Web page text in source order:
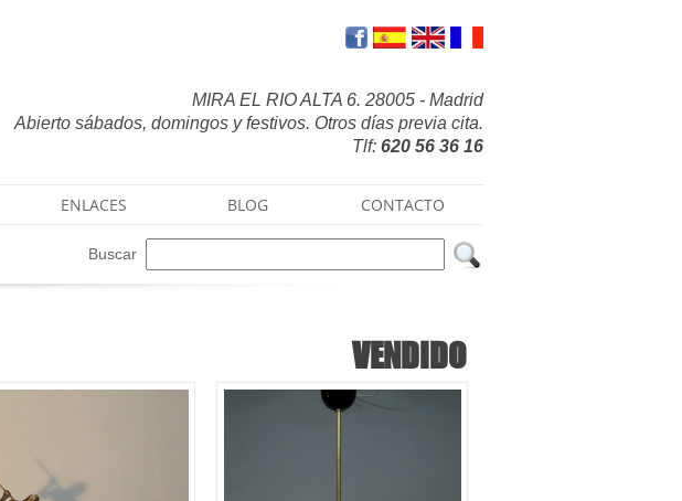
MIRA EL RIO ALTA 6. 28005 - Madrid
Abierto sábados, domingos y festivos. Otros días previa cita.
Tlf: 620 56 36 16
ENLACES BLOG CONTACTO
Buscar
VENDIDO